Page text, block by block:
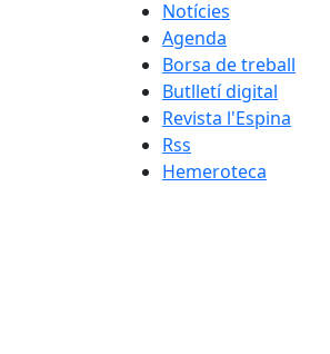
Notícies
Agenda
Borsa de treball
Butlletí digital
Revista l'Espina
Rss
Hemeroteca